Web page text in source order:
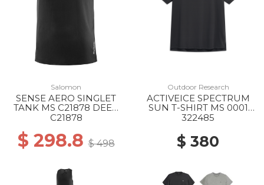
Salomon
SENSE AERO SINGLET
TANK MS C21878 DEEP
BLACK
C21878
$ 298.8$ 498
Outdoor Research
ACTIVEICE SPECTRUM
SUN T-SHIRT MS 0001
BLACK
322485
$ 380